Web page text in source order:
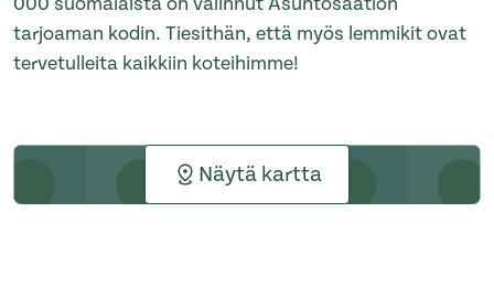
tarjoaman kodin. Tiesithän, että myös lemmikit ovat
tervetulleita kaikkiin koteihimme!
Näytä kartta